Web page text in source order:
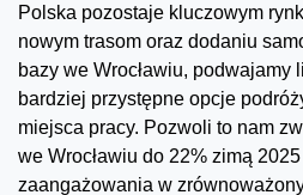
Polska pozostaje kluczowym
nowym trasom oraz dodaniu
bazy we Wrocławiu, podwajamy
bardziej przystępne opcje
miejsca pracy. Pozwoli to nam
we Wrocławiu do 22% zimą
zaangażowania w